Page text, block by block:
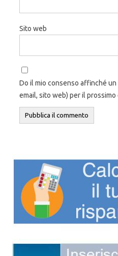
Sito web
Do il mio consenso affinché
email, sito web) per il prossimo